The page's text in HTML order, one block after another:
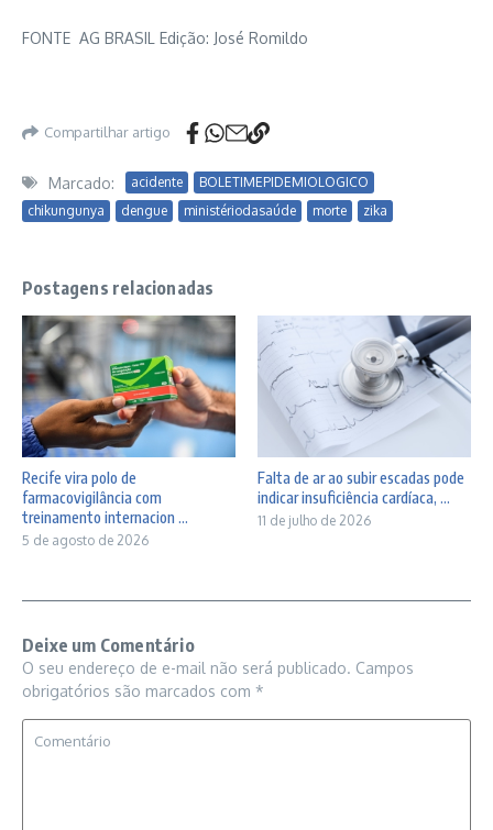
FONTE AG BRASIL Edição: José Romildo
Compartilhar artigo
Marcado: acidente
BOLETIMEPIDEMIOLOGICO
chikungunya
dengue ministériodasaúde morte zika
Postagens relacionadas
Recife vira polo de
farmacovigilância com
treinamento internacion ...
5 de agosto de 2026
Falta de ar ao subir escadas pode
indicar insuficiência cardíaca, ...
11 de julho de 2026
Deixe um Comentário
O seu endereço de e-mail não será publicado. Campos
obrigatórios são marcados com *